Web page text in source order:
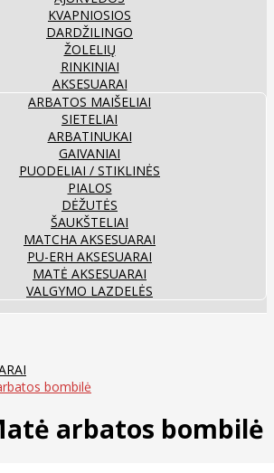
KVAPNIOSIOS
DARDŽILINGO
ŽOLELIŲ
RINKINIAI
AKSESUARAI
ARBATOS MAIŠELIAI
SIETELIAI
ARBATINUKAI
GAIVANIAI
PUODELIAI / STIKLINĖS
PIALOS
DĖŽUTĖS
ŠAUKŠTELIAI
MATCHA AKSESUARAI
PU-ERH AKSESUARAI
MATĖ AKSESUARAI
VALGYMO LAZDELĖS
bombilė
arbatos bombilė